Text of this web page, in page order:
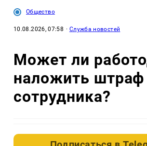
Общество
10.08.2026, 07:58 · Служба новостей
Может ли
наложить штраф
сотрудника?